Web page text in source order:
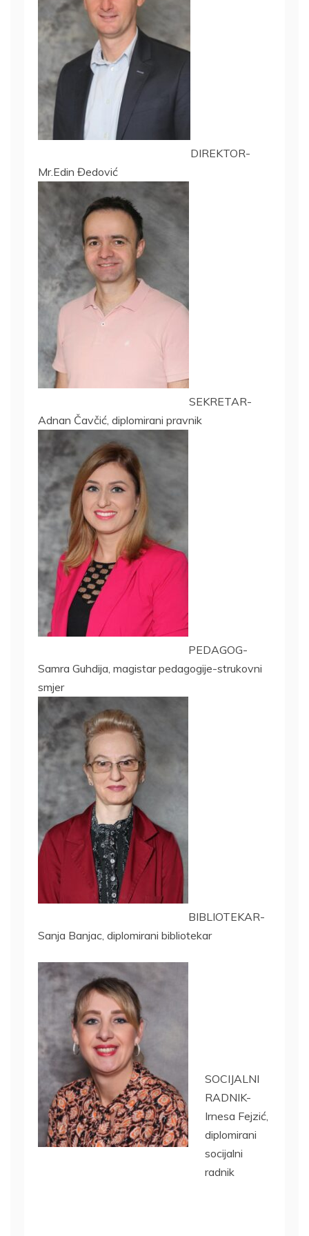
DIREKTOR-
Mr.Edin Đedović
SEKRETAR-
Adnan Čavčić, diplomirani pravnik
PEDAGOG-
Samra Guhdija, magistar pedagogije-strukovni
smjer
BIBLIOTEKAR-
Sanja Banjac, diplomirani bibliotekar
SOCIJALNI
RADNIK-
Irnesa Fejzić,
diplomirani
socijalni
radnik